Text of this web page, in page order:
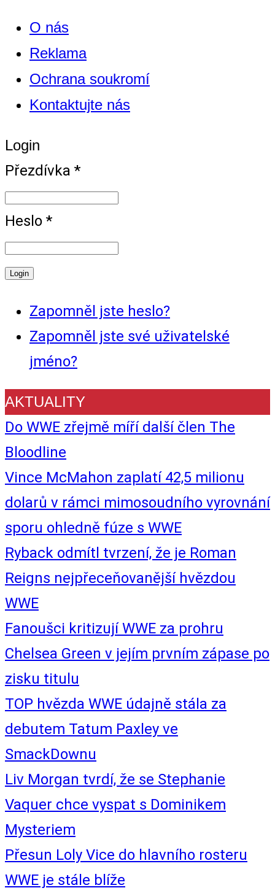
O nás
Reklama
Ochrana soukromí
Kontaktujte nás
Login
Přezdívka *
Heslo *
Zapomněl jste heslo?
Zapomněl jste své uživatelské
jméno?
AKTUALITY
Do WWE zřejmě míří další člen The
Bloodline
Vince McMahon zaplatí 42,5 milionu
dolarů v rámci mimosoudního vyrovnání
sporu ohledně fúze s WWE
Ryback odmítl tvrzení, že je Roman
Reigns nejpřeceňovanější hvězdou
WWE
Fanoušci kritizují WWE za prohru
Chelsea Green v jejím prvním zápase po
zisku titulu
TOP hvězda WWE údajně stála za
debutem Tatum Paxley ve
SmackDownu
Liv Morgan tvrdí, že se Stephanie
Vaquer chce vyspat s Dominikem
Mysteriem
Přesun Loly Vice do hlavního rosteru
WWE je stále blíže